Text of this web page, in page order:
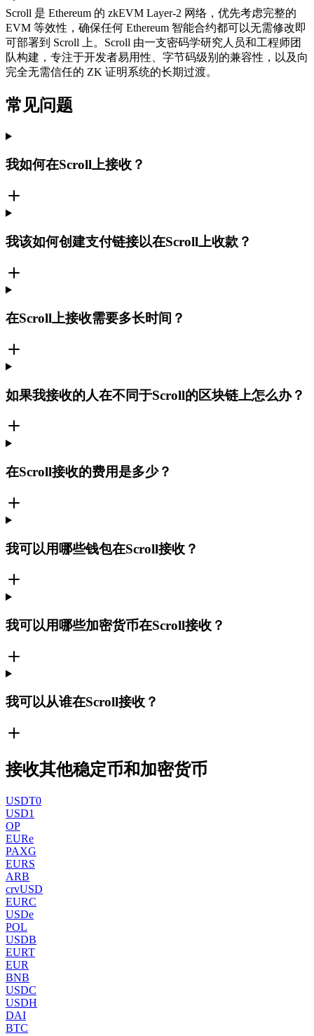
Scroll 是 Ethereum 的 zkEVM Layer-2 网络，优先考虑完整的
EVM 等效性，确保任何 Ethereum 智能合约都可以无需修改即
可部署到 Scroll 上。Scroll 由一支密码学研究人员和工程师团
队构建，专注于开发者易用性、字节码级别的兼容性，以及向
完全无需信任的 ZK 证明系统的长期过渡。
常见问题
我如何在Scroll上接收？
我该如何创建支付链接以在Scroll上收款？
在Scroll上接收需要多长时间？
如果我接收的人在不同于Scroll的区块链上怎么办？
在Scroll接收的费用是多少？
我可以用哪些钱包在Scroll接收？
我可以用哪些加密货币在Scroll接收？
我可以从谁在Scroll接收？
接收其他稳定币和加密货币
USDT0
USD1
OP
EURe
PAXG
EURS
ARB
crvUSD
EURC
USDe
POL
USDB
EURT
EUR
BNB
USDC
USDH
DAI
BTC